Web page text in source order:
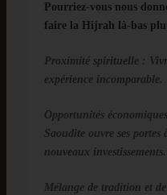
Pourriez-vous nous
faire la Hijrah là-bas
Proximité spirituelle:
expérience incomparable.
Opportunités économiques
Saoudite ouvre ses
nouveaux investissements.
Mélange de tradition et